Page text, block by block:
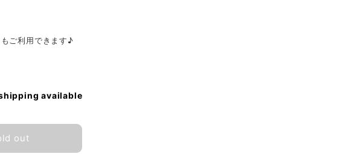
ご利用できます♪
available
out